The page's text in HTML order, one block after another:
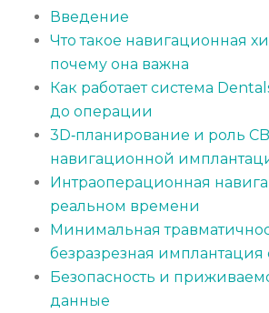
Введение
Что такое навигационная
почему она важна
Как работает система
до операции
3D‑планирование и роль
навигационной
Интраоперационная
реальном времени
Минимальная
безразрезная имплантация
Безопасность и
данные